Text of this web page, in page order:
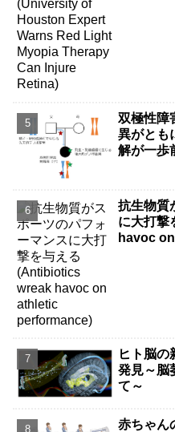
双極性障
異がとも
解が一歩
抗生物質
に大打
havoc
ヒト脳の
発見～脳
て～
赤ちゃん